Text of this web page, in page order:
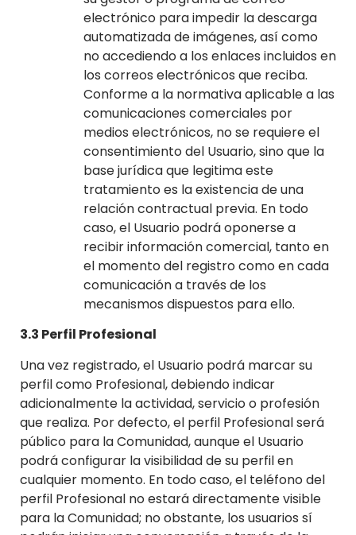
electrónico para impedir la descarga
automatizada de imágenes, así como
no accediendo a los enlaces incluidos en
los correos electrónicos que reciba.
Conforme a la normativa aplicable a las
comunicaciones comerciales por
medios electrónicos, no se requiere el
consentimiento del Usuario, sino que la
base jurídica que legitima este
tratamiento es la existencia de una
relación contractual previa. En todo
caso, el Usuario podrá oponerse a
recibir información comercial, tanto en
el momento del registro como en cada
comunicación a través de los
mecanismos dispuestos para ello.
3.3 Perfil Profesional
Una vez registrado, el Usuario podrá marcar su
perfil como Profesional, debiendo indicar
adicionalmente la actividad, servicio o profesión
que realiza. Por defecto, el perfil Profesional será
público para la Comunidad, aunque el Usuario
podrá configurar la visibilidad de su perfil en
cualquier momento. En todo caso, el teléfono del
perfil Profesional no estará directamente visible
para la Comunidad; no obstante, los usuarios sí